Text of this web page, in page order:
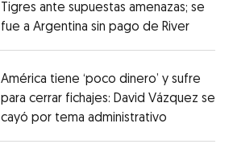
Tigres ante supuestas amenazas; se
fue a Argentina sin pago de RiverOpens
América tiene ‘poco dinero’ y sufre
para cerrar fichajes: David Vázquez se
cayó por tema administrativo